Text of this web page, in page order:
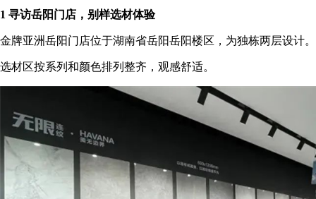
1 寻访岳阳门店，别样选材体验
金牌亚洲岳阳门店位于湖南省岳阳岳阳楼区，为独栋两层设计。
选材区按系列和颜色排列整齐，观感舒适。